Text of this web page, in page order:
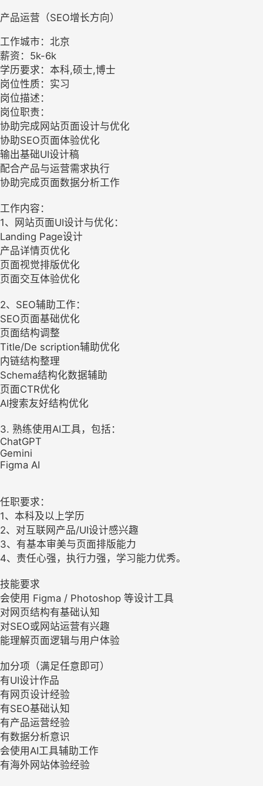
产品运营（SEO增长方向）
工作城市：北京
薪资：5k-6k
学历要求：本科,硕士,博士
岗位性质：实习
岗位描述：
岗位职责：
协助完成网站页面设计与优化
协助SEO页面体验优化
输出基础UI设计稿
配合产品与运营需求执行
协助完成页面数据分析工作
工作内容：
1、网站页面UI设计与优化：
Landing Page设计
产品详情页优化
页面视觉排版优化
页面交互体验优化
2、SEO辅助工作：
SEO页面基础优化
页面结构调整
Title/De scription辅助优化
内链结构整理
Schema结构化数据辅助
页面CTR优化
AI搜索友好结构优化
3. 熟练使用AI工具，包括：
ChatGPT
Gemini
Figma AI
任职要求：
1、本科及以上学历
2、对互联网产品/UI设计感兴趣
3、有基本审美与页面排版能力
4、责任心强，执行力强，学习能力优秀。
技能要求
会使用 Figma / Photoshop 等设计工具
对网页结构有基础认知
对SEO或网站运营有兴趣
能理解页面逻辑与用户体验
加分项（满足任意即可）
有UI设计作品
有网页设计经验
有SEO基础认知
有产品运营经验
有数据分析意识
会使用AI工具辅助工作
有海外网站体验经验